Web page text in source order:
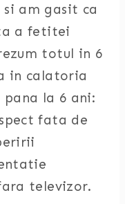
am gasit ca
a fetitei
totul in 6
in calatoria
la 6 ani:
fata de
televizor.